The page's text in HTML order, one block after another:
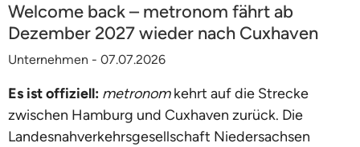
Welcome back – metronom fährt ab
Dezember 2027 wieder nach Cuxhaven
Unternehmen - 07.07.2026
Es ist offiziell: metronomkehrt auf die Strecke
zwischen Hamburg und Cuxhaven zurück. Die
Landesnahverkehrsgesellschaft Niedersachsen